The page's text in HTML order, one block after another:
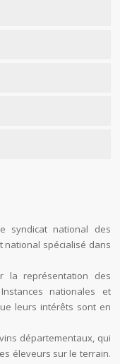
syndicat national des
national spécialisé dans
la représentation des
nationales et
leurs intérêts sont en
départementaux, qui
éleveurs sur le terrain.